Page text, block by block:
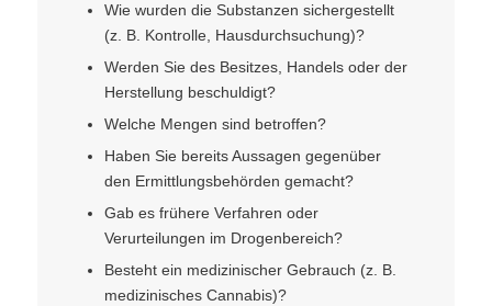
Wie wurden die Substanzen sichergestellt
(z. B. Kontrolle, Hausdurchsuchung)?
Werden Sie des Besitzes, Handels oder der
Herstellung beschuldigt?
Welche Mengen sind betroffen?
Haben Sie bereits Aussagen gegenüber
den Ermittlungsbehörden gemacht?
Gab es frühere Verfahren oder
Verurteilungen im Drogenbereich?
Besteht ein medizinischer Gebrauch (z. B.
medizinisches Cannabis)?